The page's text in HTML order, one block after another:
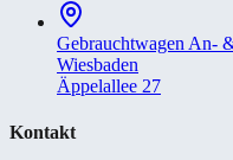
Gebrauchtwagen An-
Wiesbaden
Äppelallee 27
Kontakt